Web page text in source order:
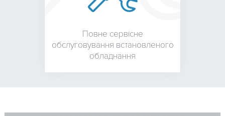
Повне сервісне
обслуговування встановленого
обладнання